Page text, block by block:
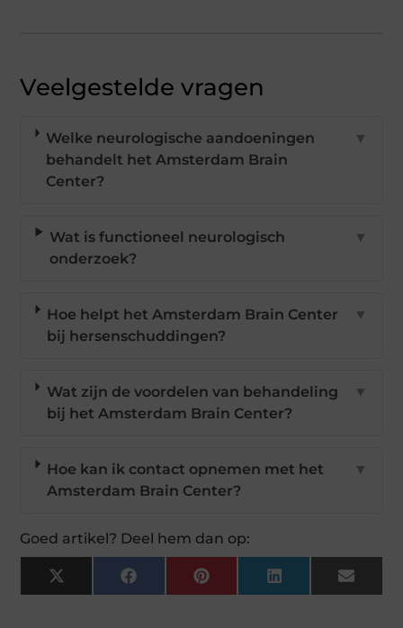
Veelgestelde vragen
Welke neurologische aandoeningen
behandelt het Amsterdam Brain
Center?
▼
Wat is functioneel neurologisch
onderzoek?
▼
Hoe helpt het Amsterdam Brain Center
bij hersenschuddingen?
▼
Wat zijn de voordelen van behandeling
bij het Amsterdam Brain Center?
▼
Hoe kan ik contact opnemen met het
Amsterdam Brain Center?
▼
Goed artikel? Deel hem dan op:
X
(Twitter)
FacebookPinterestLinkedIn Email